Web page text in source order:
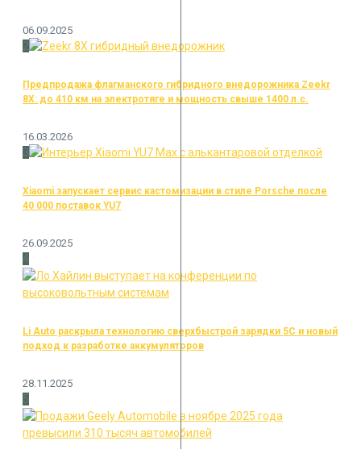
06.09.2025
2
Предпродажа флагманского гибридного внедорожника Zeekr
8X: до 410 км на электротяге и мощность свыше 1400 л.с.
16.03.2026
3
Xiaomi запускает сервис кастомизации в стиле Porsche после
40 000 поставок YU7
26.09.2025
4
Li Auto раскрыла технологию сверхбыстрой зарядки 5C и новый
подход к разработке аккумуляторов
28.11.2025
5